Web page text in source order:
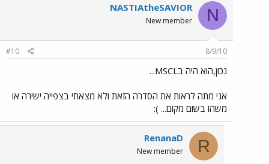
N
NASTIAtheSAVIOR
New member
8/9/10
#10
נכון,הוא היה בMSCL...
אני מתה לראות את הסדרה הזאת ולא מצאתי בצפייה ישירה או
משהו בשום מקום... ):
R
RenanaD
New member